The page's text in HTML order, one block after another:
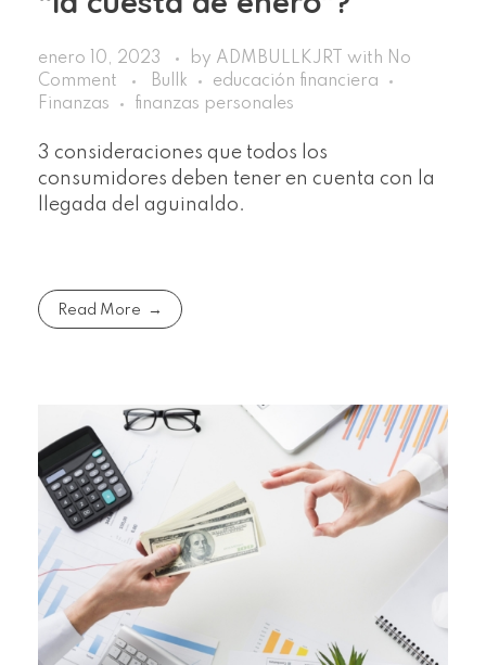
enero 10, 2023 by ADMBULLKJRT with No
Comment
Bullk
educación financiera
Finanzas
finanzas personales
3 consideraciones que todos los
consumidores deben tener en cuenta con la
llegada del aguinaldo.
Read More